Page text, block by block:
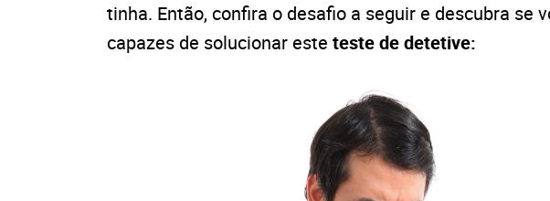
tinha. Então, confira o desafio a seguir e descubra se
capazes de solucionar este teste de detetive: